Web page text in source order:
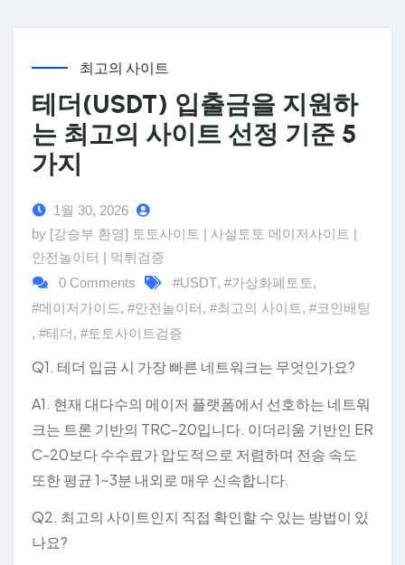
최고의 사이트
테더(USDT) 입출금을 지원하
는 최고의 사이트 선정 기준 5
가지
1월 30, 2026
by [강승부 환영] 토토사이트 | 사설토토 메이저사이트 |
안전놀이터 | 먹튀검증
0 Comments
#USDT, #가상화폐토토,
#메이저가이드, #안전놀이터, #최고의 사이트, #코인배팅
, #테더, #토토사이트검증
Q1. 테더 입금 시 가장 빠른 네트워크는 무엇인가요?
A1. 현재 대다수의 메이저 플랫폼에서 선호하는 네트워
크는 트론 기반의 TRC-20입니다. 이더리움 기반인 ER
C-20보다 수수료가 압도적으로 저렴하며 전송 속도
또한 평균 1~3분 내외로 매우 신속합니다.
Q2. 최고의 사이트인지 직접 확인할 수 있는 방법이 있
나요?